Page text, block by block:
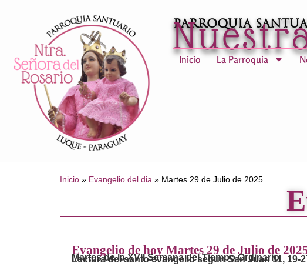
Parroquia
Inicio La Parroquia
Inicio » Evangelio del dia » Martes 29 de Julio de 2025
Evangelio de hoy Martes 29 de Julio de
Martes de la XVII Semana del Tiempo Ordinario
Lectura del santo evangelio según San Juan 11, 19-